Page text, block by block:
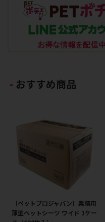
おすすめ商品
［ペットプロジャパン］業務用
薄型ペットシーツ ワイド 1ケー